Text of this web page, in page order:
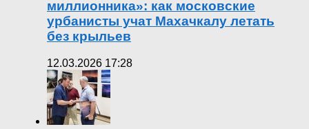
миллионника»: как московские
урбанисты учат Махачкалу летать
без крыльев
12.03.2026 17:28